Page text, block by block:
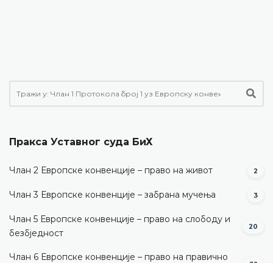
Пракса Уставног суда БиХ
Члан 2 Европске конвенције – право на живот 2
Члан 3 Европске конвенције – забрана мучења 3
Члан 5 Европске конвенције – право на слободу и
безбједност
20
Члан 6 Европске конвенције – право на правично